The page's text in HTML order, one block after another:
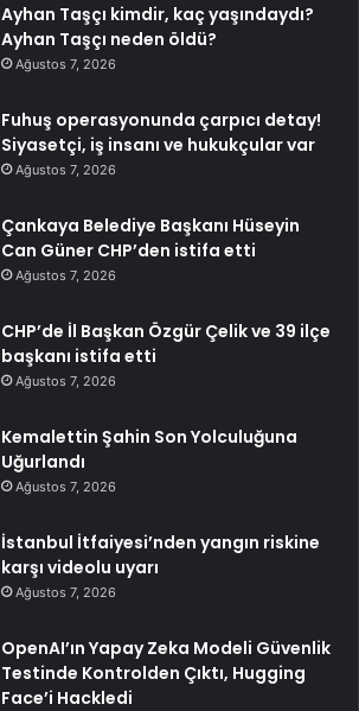
Ayhan Taşçı kimdir, kaç yaşındaydı?
Ayhan Taşçı neden öldü?
Ağustos 7, 2026
Fuhuş operasyonunda çarpıcı detay!
Siyasetçi, iş insanı ve hukukçular var
Ağustos 7, 2026
Çankaya Belediye Başkanı Hüseyin
Can Güner CHP’den istifa etti
Ağustos 7, 2026
CHP’de İl Başkan Özgür Çelik ve 39 ilçe
başkanı istifa etti
Ağustos 7, 2026
Kemalettin Şahin Son Yolculuğuna
Uğurlandı
Ağustos 7, 2026
İstanbul İtfaiyesi’nden yangın riskine
karşı videolu uyarı
Ağustos 7, 2026
OpenAI’ın Yapay Zeka Modeli Güvenlik
Testinde Kontrolden Çıktı, Hugging
Face’i Hackledi